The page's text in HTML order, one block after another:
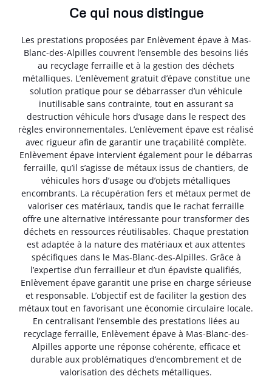
Ce qui nous distingue
Les prestations proposées par Enlèvement épave à Mas-
Blanc-des-Alpilles couvrent l’ensemble des besoins liés
au recyclage ferraille et à la gestion des déchets
métalliques. L’enlèvement gratuit d’épave constitue une
solution pratique pour se débarrasser d’un véhicule
inutilisable sans contrainte, tout en assurant sa
destruction véhicule hors d’usage dans le respect des
règles environnementales. L’enlèvement épave est réalisé
avec rigueur afin de garantir une traçabilité complète.
Enlèvement épave intervient également pour le débarras
ferraille, qu’il s’agisse de métaux issus de chantiers, de
véhicules hors d’usage ou d’objets métalliques
encombrants. La récupération fers et métaux permet de
valoriser ces matériaux, tandis que le rachat ferraille
offre une alternative intéressante pour transformer des
déchets en ressources réutilisables. Chaque prestation
est adaptée à la nature des matériaux et aux attentes
spécifiques dans le Mas-Blanc-des-Alpilles. Grâce à
l’expertise d’un ferrailleur et d’un épaviste qualifiés,
Enlèvement épave garantit une prise en charge sérieuse
et responsable. L’objectif est de faciliter la gestion des
métaux tout en favorisant une économie circulaire locale.
En centralisant l’ensemble des prestations liées au
recyclage ferraille, Enlèvement épave à Mas-Blanc-des-
Alpilles apporte une réponse cohérente, efficace et
durable aux problématiques d’encombrement et de
valorisation des déchets métalliques.